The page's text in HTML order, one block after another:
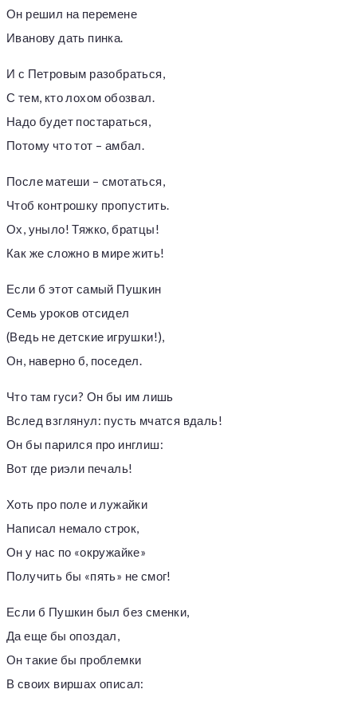
Он решил на перемене
Иванову дать пинка.
И с Петровым разобраться,
С тем, кто лохом обозвал.
Надо будет постараться,
Потому что тот – амбал.
После матеши – смотаться,
Чтоб контрошку пропустить.
Ох, уныло! Тяжко, братцы!
Как же сложно в мире жить!
Если б этот самый Пушкин
Семь уроков отсидел
(Ведь не детские игрушки!),
Он, наверно б, поседел.
Что там гуси? Он бы им лишь
Вслед взглянул: пусть мчатся вдаль!
Он бы парился про инглиш:
Вот где риэли печаль!
Хоть про поле и лужайки
Написал немало строк,
Он у нас по «окружайке»
Получить бы «пять» не смог!
Если б Пушкин был без сменки,
Да еще бы опоздал,
Он такие бы проблемки
В своих виршах описал: